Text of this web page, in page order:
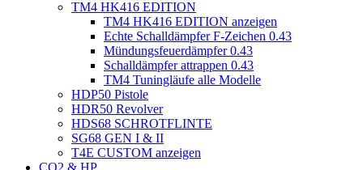
TM4 HK416 EDITION
TM4 HK416 EDITION anzeigen
Echte Schalldämpfer F-Zeichen 0.43
Mündungsfeuerdämpfer 0.43
Schalldämpfer attrappen 0.43
TM4 Tuningläufe alle Modelle
HDP50 Pistole
HDR50 Revolver
HDS68 SCHROTFLINTE
SG68 GEN I & II
T4E CUSTOM anzeigen
CO2 & HP